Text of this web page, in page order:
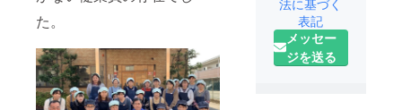
た。
日身につけ
るものに安
心を～』
法に基づく
表記
メッセー
ジを送る